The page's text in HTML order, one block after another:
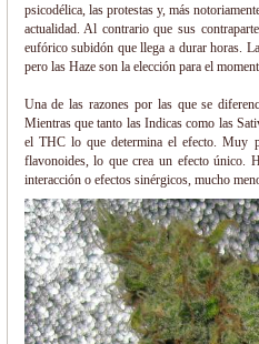
psicodélica, las protestas y, más
actualidad. Al contrario que sus
eufórico subidón que llega a durar horas.
pero las Haze son la elección para el
Una de las razones por las que se
Mientras que tanto las Indicas como las
el THC lo que determina el efecto. Muy
flavonoides, lo que crea un efecto único.
interacción o efectos sinérgicos, mucho